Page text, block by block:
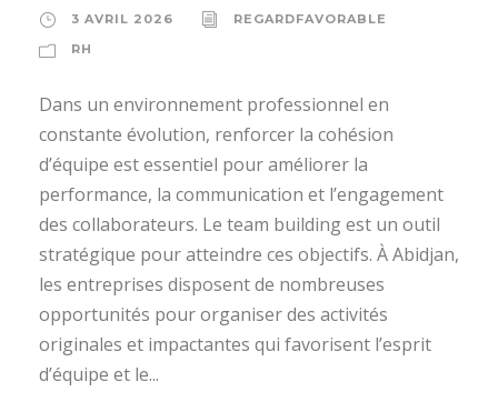
3 AVRIL 2026
REGARDFAVORABLE
RH
Dans un environnement professionnel en
constante évolution, renforcer la cohésion
d’équipe est essentiel pour améliorer la
performance, la communication et l’engagement
des collaborateurs. Le team building est un outil
stratégique pour atteindre ces objectifs. À Abidjan,
les entreprises disposent de nombreuses
opportunités pour organiser des activités
originales et impactantes qui favorisent l’esprit
d’équipe et le...